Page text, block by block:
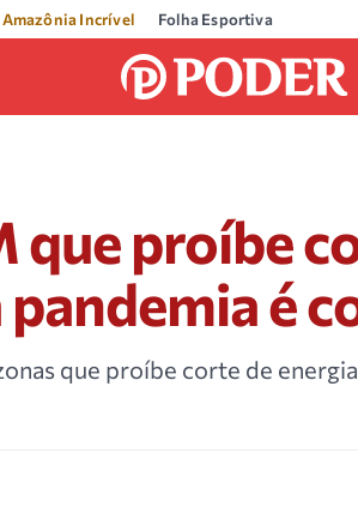
Amazônia Incrível Folha Esportiva
que proíbe
é
que proíbe corte de